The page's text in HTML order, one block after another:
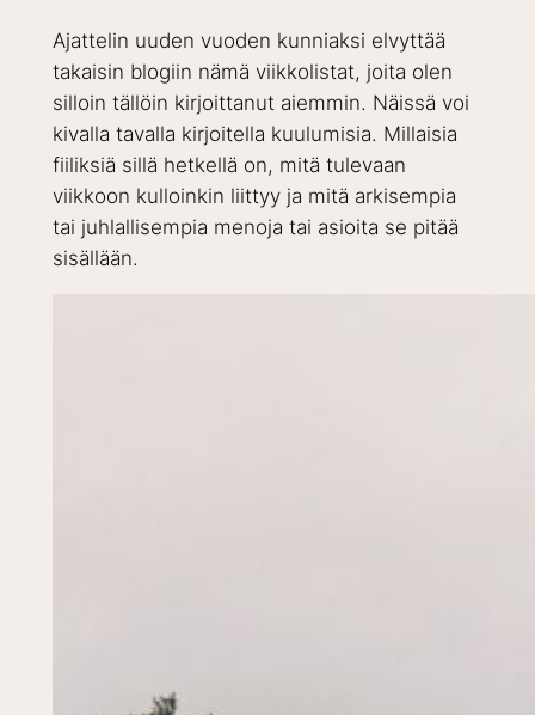
Ajattelin uuden vuoden kunniaksi elvyttää
takaisin blogiin nämä viikkolistat, joita olen
silloin tällöin kirjoittanut aiemmin. Näissä voi
kivalla tavalla kirjoitella kuulumisia. Millaisia
fiiliksiä sillä hetkellä on, mitä tulevaan
viikkoon kulloinkin liittyy ja mitä arkisempia
tai juhlallisempia menoja tai asioita se pitää
sisällään.